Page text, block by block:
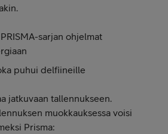
sarjan ohjelmat
puhui delfiineille
jatkuvaan tallennukseen.
muokkauksessa voisi
Prisma: